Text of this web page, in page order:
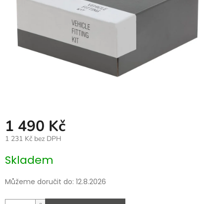
1 490 Kč
1 231 Kč bez DPH
cena:
Skladem
Můžeme doručit do: 12.8.2026